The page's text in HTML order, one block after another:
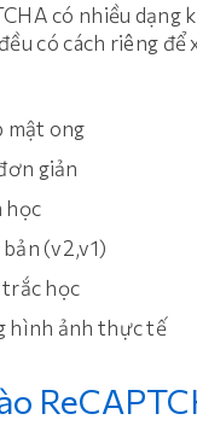
có nhiều dạng
có cách riêng để
mật ong
giản
học
(v2,v1)
học
hình ảnh thực tế